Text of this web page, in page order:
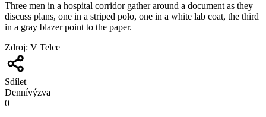
Three men in a hospital corridor gather around a document as they
discuss plans, one in a striped polo, one in a white lab coat, the third
in a gray blazer point to the paper.
Zdroj: V Telce
Sdílet
Dennívýzva
0